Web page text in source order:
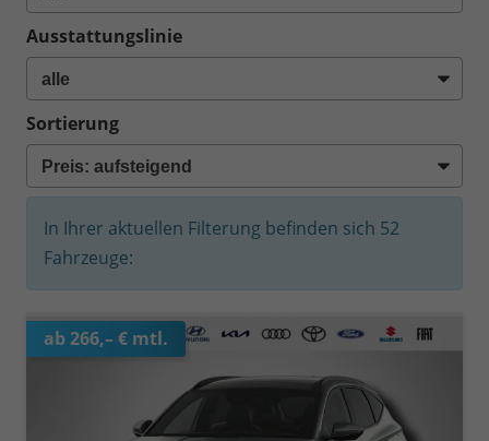
Ausstattungslinie
Sortierung
In Ihrer aktuellen Filterung befinden sich 52
Fahrzeuge:
ab 266,– € mtl.